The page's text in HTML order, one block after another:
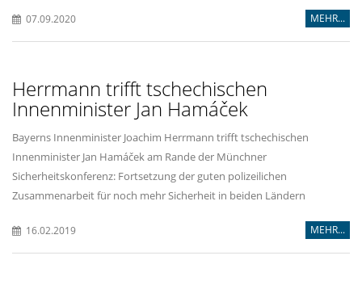
07.09.2020 MEHR...
Herrmann trifft tschechischen
Innenminister Jan Hamáček
Bayerns Innenminister Joachim Herrmann trifft tschechischen
Innenminister Jan Hamáček am Rande der Münchner
Sicherheitskonferenz: Fortsetzung der guten polizeilichen
Zusammenarbeit für noch mehr Sicherheit in beiden Ländern
16.02.2019 MEHR...